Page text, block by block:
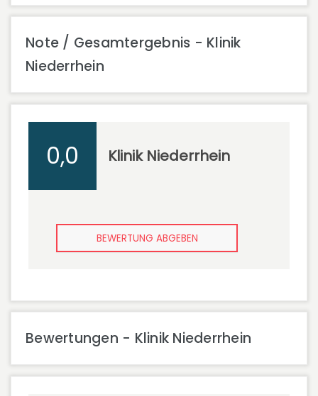
Note / Gesamtergebnis - Klinik
Niederrhein
0,0 Klinik Niederrhein
BEWERTUNG ABGEBEN
Bewertungen - Klinik Niederrhein